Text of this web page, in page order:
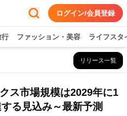
ログイン/会員登録
行 ファッション・美容 ライフスタ
リリース一覧
ス市場規模は2029年に1
る見込み～最新予測